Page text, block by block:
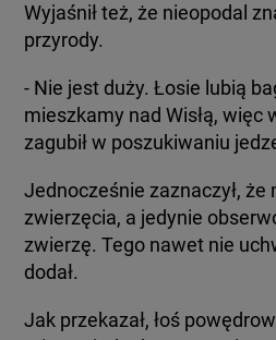
Wyjaśnił też, że nieopodal
przyrody.
- Nie jest duży. Łosie lubią
mieszkamy nad Wisłą, więc
zagubił w poszukiwaniu
Jednocześnie zaznaczył, że
zwierzęcia, a jedynie
zwierzę. Tego nawet nie
dodał.
Jak przekazał, łoś